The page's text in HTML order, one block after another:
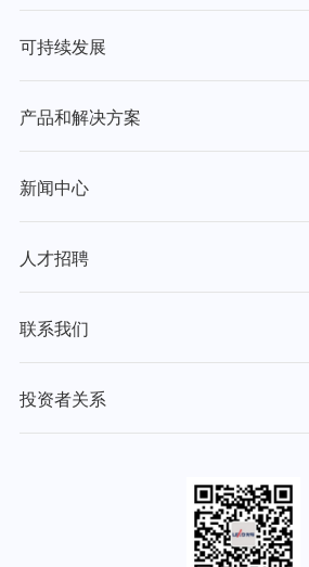
可持续发展
产品和解决方案
新闻中心
人才招聘
联系我们
投资者关系